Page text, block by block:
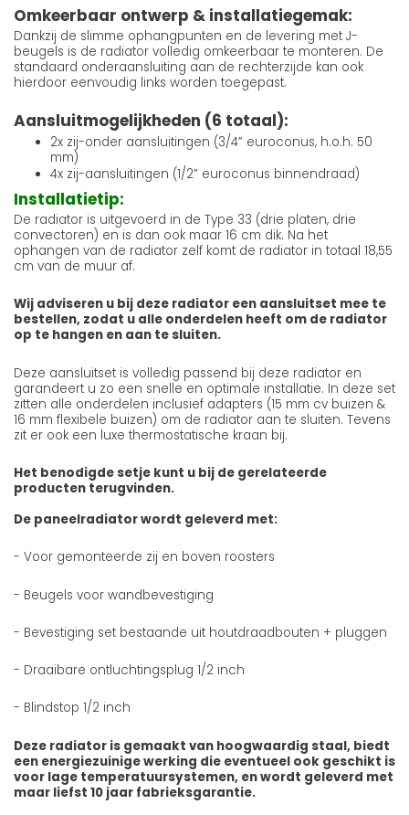
Omkeerbaar ontwerp & installatiegemak:
Dankzij de slimme ophangpunten en de levering met J-
beugels is de radiator volledig omkeerbaar te monteren. De
standaard onderaansluiting aan de rechterzijde kan ook
hierdoor eenvoudig links worden toegepast.
Aansluitmogelijkheden (6 totaal):
2x zij-onder aansluitingen (3/4” euroconus, h.o.h. 50
mm)
4x zij-aansluitingen (1/2” euroconus binnendraad)
Installatietip:
De radiator is uitgevoerd in de Type 33 (drie platen, drie
convectoren) en is dan ook maar 16 cm dik. Na het
ophangen van de radiator zelf komt de radiator in totaal 18,55
cm van de muur af.
Wij adviseren u bij deze radiator een aansluitset mee te
bestellen, zodat u alle onderdelen heeft om de radiator
op te hangen en aan te sluiten.
Deze aansluitset is volledig passend bij deze radiator en
garandeert u zo een snelle en optimale installatie. In deze set
zitten alle onderdelen inclusief adapters (15 mm cv buizen &
16 mm flexibele buizen) om de radiator aan te sluiten. Tevens
zit er ook een luxe thermostatische kraan bij.
Het benodigde setje kunt u bij de gerelateerde
producten terugvinden.
De paneelradiator wordt geleverd met:
- Voor gemonteerde zij en boven roosters
- Beugels voor wandbevestiging
- Bevestiging set bestaande uit houtdraadbouten + pluggen
- Draaibare ontluchtingsplug 1/2 inch
- Blindstop 1/2 inch
Deze radiator is gemaakt van hoogwaardig staal, biedt
een energiezuinige werking die eventueel ook geschikt is
voor lage temperatuursystemen, en wordt geleverd met
maar liefst 10 jaar fabrieksgarantie.